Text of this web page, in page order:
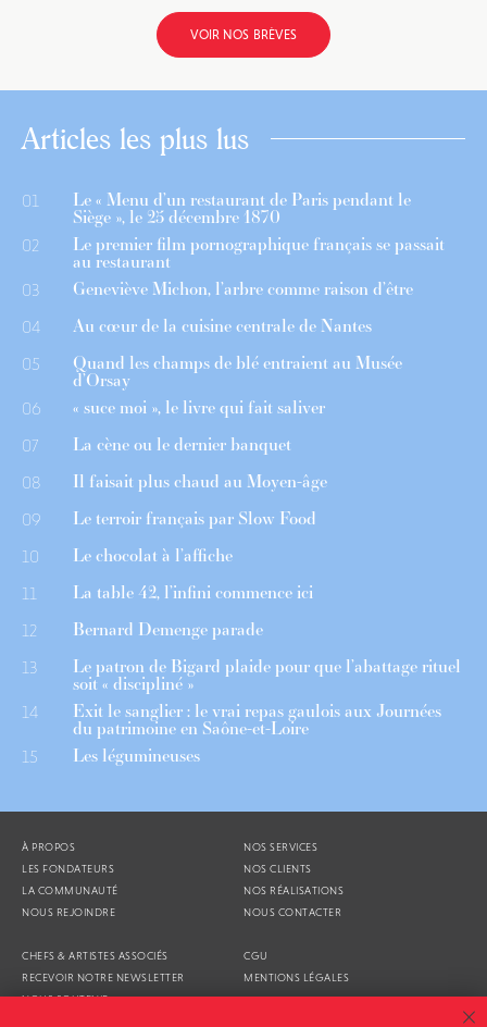
VOIR NOS BRÈVES
Articles les plus lus
01 Le « Menu d’un restaurant de Paris pendant le
Siège », le 25 décembre 1870
02 Le premier film pornographique français se passait
au restaurant
03 Geneviève Michon, l’arbre comme raison d’être
04 Au cœur de la cuisine centrale de Nantes
05 Quand les champs de blé entraient au Musée
d’Orsay
06 « suce moi », le livre qui fait saliver
07 La cène ou le dernier banquet
08 Il faisait plus chaud au Moyen-âge
09 Le terroir français par Slow Food
10 Le chocolat à l’affiche
11 La table 42, l’infini commence ici
12 Bernard Demenge parade
13 Le patron de Bigard plaide pour que l’abattage rituel
soit « discipliné »
14 Exit le sanglier : le vrai repas gaulois aux Journées
du patrimoine en Saône-et-Loire
15 Les légumineuses
À PROPOS
LES FONDATEURS
LA COMMUNAUTÉ
NOUS REJOINDRE
NOS SERVICES
NOS CLIENTS
NOS RÉALISATIONS
NOUS CONTACTER
CHEFS & ARTISTES ASSOCIÉS
RECEVOIR NOTRE NEWSLETTER
NOUS SOUTENIR
CGU
MENTIONS LÉGALES